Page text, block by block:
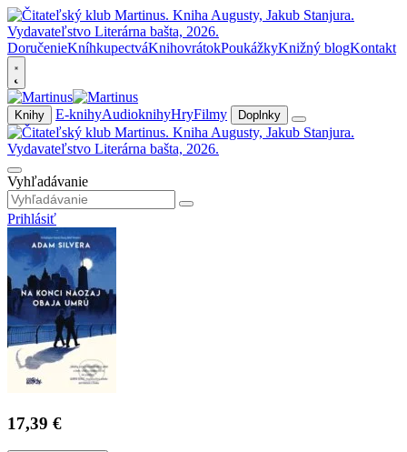
DoručenieKníhkupectváKnihovrátokPoukážkyKnižný blogKontakt
Knihy E-knihyAudioknihyHryFilmy Doplnky
Vyhľadávanie
Prihlásiť
17,39 €